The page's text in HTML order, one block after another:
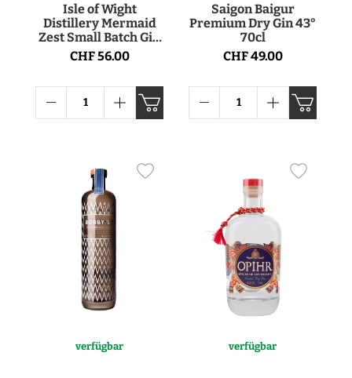
Isle of Wight
Distillery Mermaid
Zest Small Batch Gin
40° 70cl
CHF 56.00
Saigon Baigur
Premium Dry Gin 43°
70cl
CHF 49.00
verfügbar verfügbar